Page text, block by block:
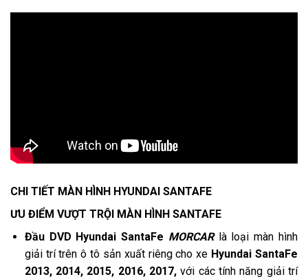
CHI TIẾT MÀN HÌNH HYUNDAI SANTAFE
ƯU ĐIỂM VƯỢT TRỘI MÀN HÌNH SANTAFE
Đầu DVD Hyundai SantaFe MORCAR là loại màn hình
giải trí trên ô tô sản xuất riêng cho xe Hyundai SantaFe
2013, 2014, 2015, 2016, 2017,với các tính năng giải trí